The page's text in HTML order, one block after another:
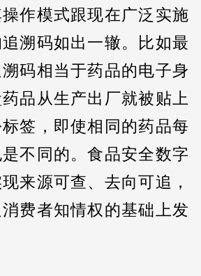
作模式跟现在广泛实施
溯码如出一辙。比如最
码相当于药品的电子身
品从生产出厂就被贴上
签，即使相同的药品每
不同的。食品安全数字
来源可查、去向可追，
费者知情权的基础上发